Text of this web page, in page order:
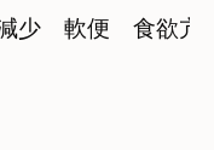
少　軟便　食欲亢